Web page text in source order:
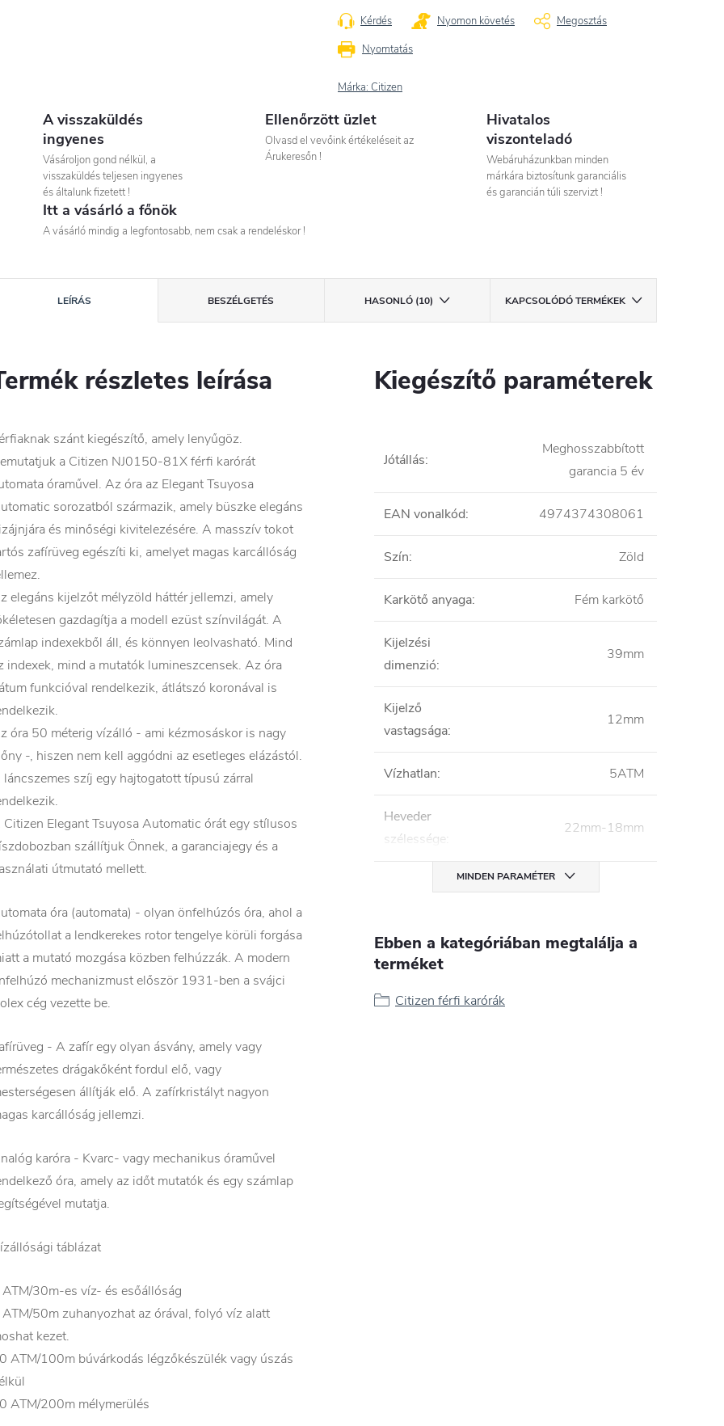
Nyomtatás
Kérdés Nyomon követés Megosztás
Márka: Citizen
A visszaküldés
ingyenes
Vásároljon gond nélkül, a
visszaküldés teljesen ingyenes
és általunk fizetett !
Ellenőrzött üzlet
Olvasd el vevőink értékeléseit az
Árukeresőn !
Hivatalos
viszonteladó
Webáruházunkban minden
márkára biztosítunk garanciális
és garancián túli szervizt !
Itt a vásárló a főnök
A vásárló mindig a legfontosabb, nem csak a rendeléskor !
LEÍRÁS BESZÉLGETÉS HASONLÓ (10) KAPCSOLÓDÓ TERMÉKEK
részletes leírása
szánt kiegészítő, amely lenyűgöz.
a Citizen NJ0150-81X férfi karórát
óraművel. Az óra az Elegant Tsuyosa
sorozatból származik, amely büszke elegáns
és minőségi kivitelezésére. A masszív tokot
zafírüveg egészíti ki, amelyet magas karcállóság
elegáns kijelzőt mélyzöld háttér jellemzi, amely
gazdagítja a modell ezüst színvilágát. A
indexekből áll, és könnyen leolvasható. Mind
indexek, mind a mutatók lumineszcensek. Az óra
funkcióval rendelkezik, átlátszó koronával is
óra 50 méterig vízálló - ami kézmosáskor is nagy
-, hiszen nem kell aggódni az esetleges elázástól.
láncszemes szíj egy hajtogatott típusú zárral
Citizen Elegant Tsuyosa Automatic órát egy stílusos
szállítjuk Önnek, a garanciajegy és a
útmutató mellett.
óra (automata) - olyan önfelhúzós óra, ahol a
a lendkerekes rotor tengelye körüli forgása
a mutató mozgása közben felhúzzák. A modern
mechanizmust először 1931-ben a svájci
cég vezette be.
- A zafír egy olyan ásvány, amely vagy
drágakőként fordul elő, vagy
állítják elő. A zafírkristályt nagyon
karcállóság jellemzi.
karóra - Kvarc- vagy mechanikus óraművel
óra, amely az időt mutatók és egy számlap
mutatja.
táblázat
30m-es víz- és esőállóság
50m zuhanyozhat az órával, folyó víz alatt
kezet.
ATM/100m búvárkodás légzőkészülék vagy úszás
ATM/200m mélymerülés
Kiegészítő paraméterek
Jótállás:
Meghosszabbított
garancia 5 év
EAN vonalkód: 4974374308061
Szín: Zöld
Karkötő anyaga: Fém karkötő
Kijelzési
dimenzió:
39mm
Kijelző
vastagsága:
12mm
Vízhatlan: 5ATM
Heveder
szélessége:
22mm-18mm
MINDEN PARAMÉTER
Ebben a kategóriában megtalálja a
terméket
Citizen férfi karórák